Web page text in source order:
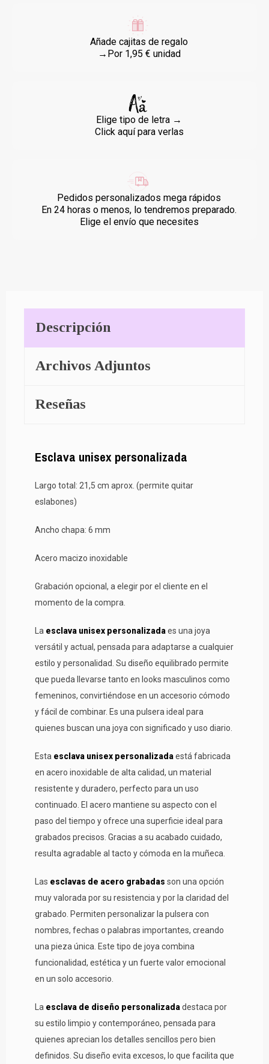
Añade cajitas de regalo
→Por 1,95 € unidad
Elige tipo de letra →
Click aquí para verlas
Pedidos personalizados mega rápidos
En 24 horas o menos, lo tendremos preparado.
Elige el envío que necesites
Descripción
Archivos Adjuntos
Reseñas
Esclava unisex personalizada
Largo total: 21,5 cm aprox. (permite quitar
eslabones)
Ancho chapa: 6 mm
Acero macizo inoxidable
Grabación opcional, a elegir por el cliente en el
momento de la compra.
La esclava unisex personalizadaes una joya
versátil y actual, pensada para adaptarse a cualquier
estilo y personalidad. Su diseño equilibrado permite
que pueda llevarse tanto en looks masculinos como
femeninos, convirtiéndose en un accesorio cómodo
y fácil de combinar. Es una pulsera ideal para
quienes buscan una joya con significado y uso diario.
Esta esclava unisex personalizadaestá fabricada
en acero inoxidable de alta calidad, un material
resistente y duradero, perfecto para un uso
continuado. El acero mantiene su aspecto con el
paso del tiempo y ofrece una superficie ideal para
grabados precisos. Gracias a su acabado cuidado,
resulta agradable al tacto y cómoda en la muñeca.
Las esclavas de acero grabadas son una opción
muy valorada por su resistencia y por la claridad del
grabado. Permiten personalizar la pulsera con
nombres, fechas o palabras importantes, creando
una pieza única. Este tipo de joya combina
funcionalidad, estética y un fuerte valor emocional
en un solo accesorio.
La esclava de diseño personalizadadestaca por
su estilo limpio y contemporáneo, pensada para
quienes aprecian los detalles sencillos pero bien
definidos. Su diseño evita excesos, lo que facilita que